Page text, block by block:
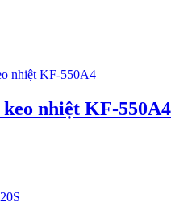
nhiệt KF-550A4